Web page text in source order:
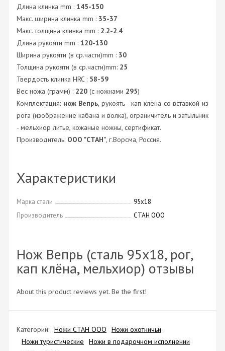
Длина клинка mm : 145-150
Макс. ширина клинка mm : 35-37
Макс. толщина клинка mm : 2.2-2.4
Длина рукояти mm : 120-130
Ширина рукояти (в ср.части)mm : 30
Толщина рукояти (в ср.части)mm: 25
Твердость клинка HRC : 58-59
Вес ножа (грамм) : 220 (с ножнами 295)
Комплектация: нож Вепрь, рукоять - кап клёна со вставкой из
рога (изображение кабана и волка), ограничитель и затыльник
- мельхиор литье, кожаные ножны, сертификат.
Производитель: ООО "СТАН", г.Ворсма, Россия.
Характеристики
Марка стали
95х18
Производитель
СТАН ООО
Нож Вепрь (сталь 95х18, рог,
кап клёна, мельхиор) отзывы
About this product reviews yet. Be the first!
Категории: Ножи СТАН ООО
Ножи охотничьи
Ножи туристические
Ножи в подарочном исполнении